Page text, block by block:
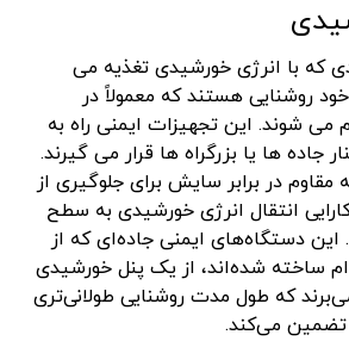
که با انرژی خورشیدی تغذیه می
روشنایی هستند که معمولاً در
می شوند. این تجهیزات ایمنی راه به
جاده ها یا بزرگراه ها قرار می گیرند.
مقاوم در برابر سایش برای جلوگیری از
انتقال انرژی خورشیدی به سطح
این دستگاه‌های ایمنی جاده‌ای که از
ساخته شده‌اند، از یک پنل خورشیدی
که طول مدت روشنایی طولانی‌تری
تضمین می‌کند.